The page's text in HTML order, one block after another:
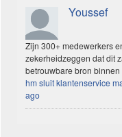
Youssef
Zijn 300+ medewerkers
zekerheidzeggen dat dit
betrouwbare bron
hm sluit klantenservice
ago